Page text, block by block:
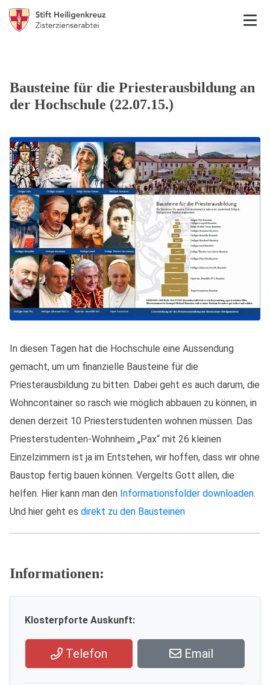
Bausteine für die Priesterausbildung an
der Hochschule (22.07.15.)
In diesen Tagen hat die Hochschule eine Aussendung
gemacht, um um finanzielle Bausteine für die
Priesterausbildung zu bitten. Dabei geht es auch darum, die
Wohncontainer so rasch wie möglich abbauen zu können, in
denen derzeit 10 Priesterstudenten wohnen müssen. Das
Priesterstudenten-Wohnheim „Pax“ mit 26 kleinen
Einzelzimmern ist ja im Entstehen, wir hoffen, dass wir ohne
Baustop fertig bauen können. Vergelts Gott allen, die
helfen. Hier kann man den Informationsfolder downloaden.
Und hier geht es direkt zu den Bausteinen
Informationen:
Klosterpforte Auskunft:
Telefon Email